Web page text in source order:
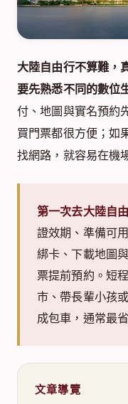
大陸自由行不算難，
要先熟悉不同的數位
付、地圖與實名預約
買門票都很方便；如
找網路，就容易在機
第一次去大陸自
證效期、準備可
綁卡、下載地圖
票提前預約。短
市、帶長輩小孩
成包車，通常最
文章導覽